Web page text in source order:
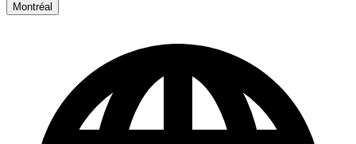
Montréal